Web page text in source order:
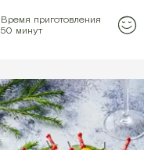
Время приготовления
50 минут